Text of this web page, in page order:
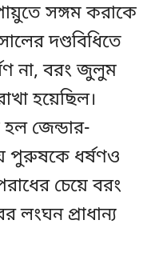
সঙ্গম করাকে
দণ্ডবিধিতে
না, বরং জুলুম
হয়েছিল।
জেন্ডার-
পুরুষকে ধর্ষণও
চেয়ে বরং
লংঘন প্রাধান্য